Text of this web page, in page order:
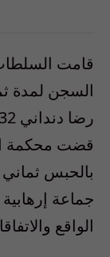
قامت
السجن لمدة
قضت محكمة
بالحبس ثماني
جماعة
الواقع